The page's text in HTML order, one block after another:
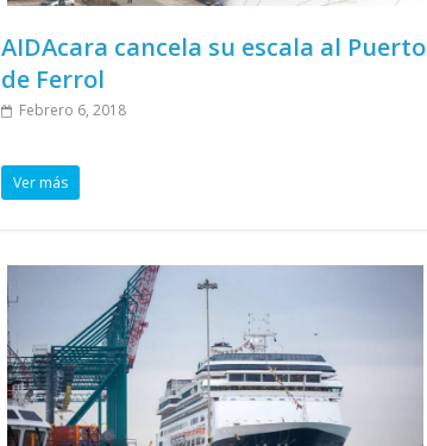
AIDAcara cancela su escala al Puerto
de Ferrol
Febrero 6, 2018
Ver más